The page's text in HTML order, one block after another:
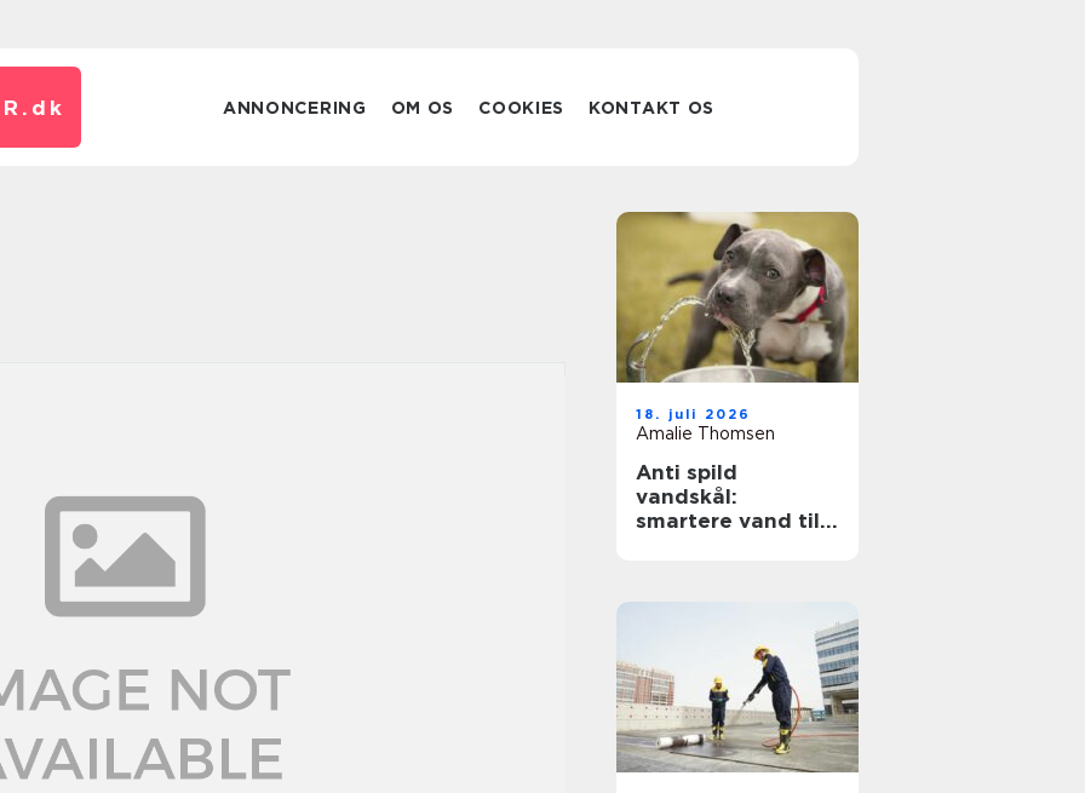
dk ANNONCERING OM OS COOKIES KONTAKT OS
18. juli 2026
Amalie Thomsen
Anti spild
vandskål:
smartere vand til